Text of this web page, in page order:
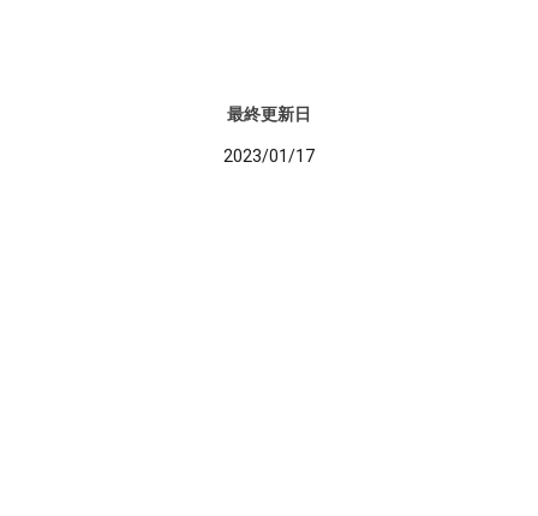
最終更新日
2023/01/17